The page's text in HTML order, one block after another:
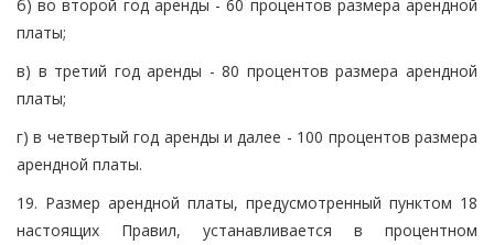
б) во второй год аренды - 60 процентов размера арендной
платы;
в) в третий год аренды - 80 процентов размера арендной
платы;
г) в четвертый год аренды и далее - 100 процентов размера
арендной платы.
19. Размер арендной платы, предусмотренный пунктом 18
настоящих Правил, устанавливается в процентном